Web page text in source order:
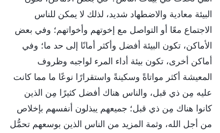
البيئة معادية والاضطهاد شديد، لذلك لا يمكن للناس
الاجتماع معًا أو التواصل مع إخوتهم وأخواتهم؛ وفي بعض
الأماكن، تكون البيئة أفضل وأكثر أمانًا إلى حد ما؛ وفي
أماكن أخرى، تكون بيئة أداء المرء لواجبه وظروف
المعيشة أكثر مواتاةً وسكينةً واستقرارًا نوعًا ما مما كانت
عليه مِن ذي قبل، والناس هناك أفضل كثيرًا مِن الذين
كانوا هناك مِن ذي قبل؛ جميعهم يبذلون أنفسهم بإخلاص
من أجل الله، وثمة المزيد من الناس الذين بوسعهم تحمُّل